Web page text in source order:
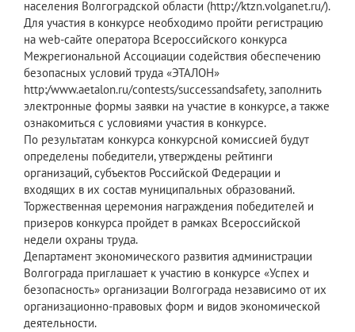
населения Волгоградской области (http://ktzn.volganet.ru/).
Для участия в конкурсе необходимо пройти регистрацию
на web-сайте оператора Всероссийского конкурса
Межрегиональной Ассоциации содействия обеспечению
безопасных условий труда «ЭТАЛОН»
http:/www.aetalon.ru/contests/successandsafety, заполнить
электронные формы заявки на участие в конкурсе, а также
ознакомиться с условиями участия в конкурсе.
По результатам конкурса конкурсной комиссией будут
определены победители, утверждены рейтинги
организаций, субъектов Российской Федерации и
входящих в их состав муниципальных образований.
Торжественная церемония награждения победителей и
призеров конкурса пройдет в рамках Всероссийской
недели охраны труда.
Департамент экономического развития администрации
Волгограда приглашает к участию в конкурсе «Успех и
безопасность» организации Волгограда независимо от их
организационно-правовых форм и видов экономической
деятельности.